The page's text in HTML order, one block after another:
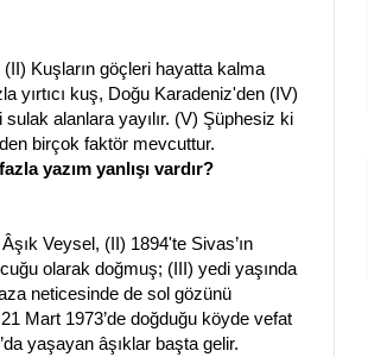
Kuşların göçleri hayatta kalma
yırtıcı kuş, Doğu Karadeniz'den (IV)
alanlara yayılır. (V) Şüphesiz ki
birçok faktör mevcuttur.
yazım yanlışı vardır?
Veysel, (II) 1894'te Sivas’ın
olarak doğmuş; (III) yedi yaşında
neticesinde de sol gözünü
Mart 1973’de doğduğu köyde vefat
yaşayan âşıklar başta gelir.